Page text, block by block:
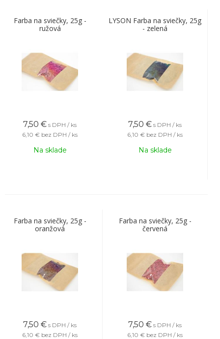
Farba na sviečky, 25g -
ružová
7,50 € s DPH / ks
6,10 € bez DPH / ks
Na sklade
LYSON Farba na sviečky, 25g
- zelená
7,50 € s DPH / ks
6,10 € bez DPH / ks
Na sklade
Farba na sviečky, 25g -
oranžová
7,50 € s DPH / ks
6,10 € bez DPH / ks
Farba na sviečky, 25g -
červená
7,50 € s DPH / ks
6,10 € bez DPH / ks